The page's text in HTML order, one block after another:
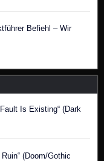
Befiehl – Wir
Is Existing“ (Dark
(Doom/Gothic